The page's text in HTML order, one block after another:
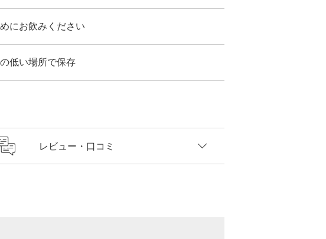
にお飲みください
低い場所で保存
レビュー ・口コミ